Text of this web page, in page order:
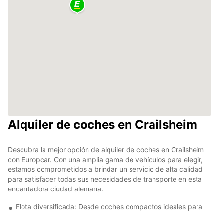
Alquiler de coches en Crailsheim
Descubra la mejor opción de alquiler de coches en Crailsheim
con Europcar. Con una amplia gama de vehículos para elegir,
estamos comprometidos a brindar un servicio de alta calidad
para satisfacer todas sus necesidades de transporte en esta
encantadora ciudad alemana.
Flota diversificada: Desde coches compactos ideales para